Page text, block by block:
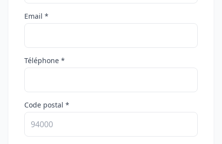
Email *
Téléphone *
Code postal *